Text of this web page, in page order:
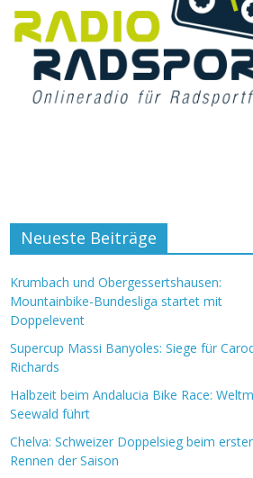
Neueste Beiträge
Krumbach und Obergessertshausen:
Mountainbike-Bundesliga startet mit
Doppelevent
Supercup Massi Banyoles: Siege für
Richards
Halbzeit beim Andalucia Bike Race:
Seewald führt
Chelva: Schweizer Doppelsieg beim
Rennen der Saison